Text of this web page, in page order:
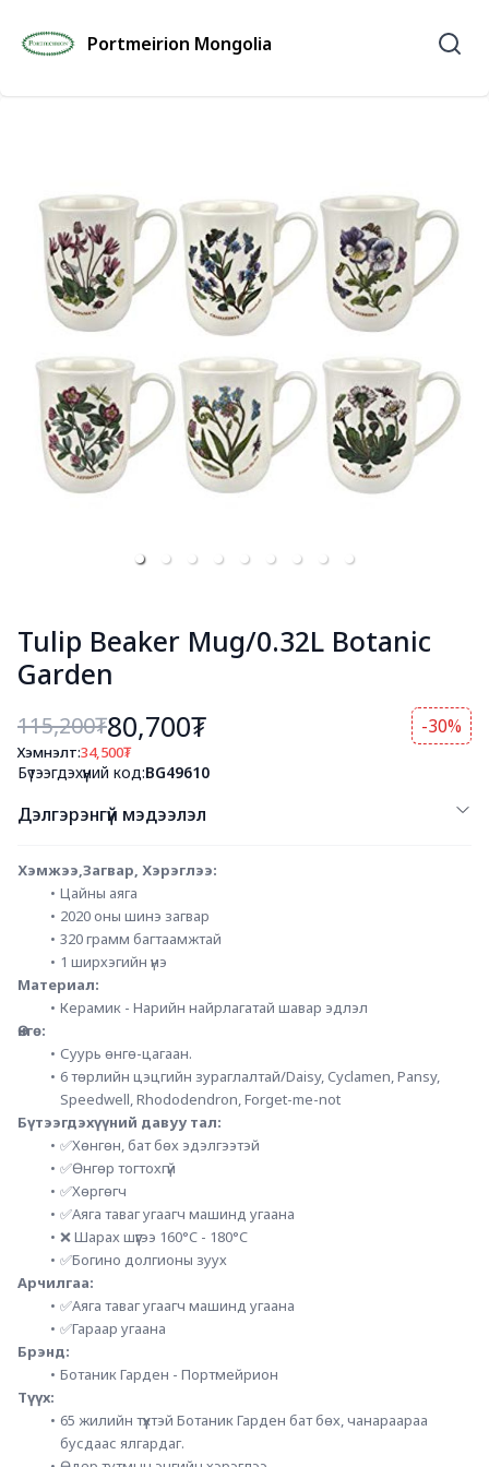
Portmeirion Mongolia
Tulip Beaker Mug/0.32L Botanic
Garden
115,200₮80,700₮ -30%
Хэмнэлт:34,500₮
Бүтээгдэхүүний код:BG49610
Дэлгэрэнгүй мэдээлэл
Хэмжээ,Загвар, Хэрэглээ:
Цайны аяга
2020 оны шинэ загвар
320 грамм багтаамжтай
1 ширхэгийн үнэ
Материал:
Керамик - Нарийн найрлагатай шавар эдлэл
Өнгө:
Суурь өнгө-цагаан.
6 төрлийн цэцгийн зураглалтай/Daisy, Cyclamen, Pansy,
Speedwell, Rhododendron, Forget-me-not
Бүтээгдэхүүний давуу тал:
✅Хөнгөн, бат бөх эдэлгээтэй
✅Өнгөр тогтохгүй
✅Хөргөгч
✅Аяга таваг угаагч машинд угаана
❌ Шарах шүүгээ 160°C - 180°C
✅Богино долгионы зуух
Арчилгаа:
✅Аяга таваг угаагч машинд угаана
✅Гараар угаана
Брэнд:
Ботаник Гарден - Портмейрион
Түүх:
65 жилийн түүхтэй Ботаник Гарден бат бөх, чанараараа
бусдаас ялгардаг.